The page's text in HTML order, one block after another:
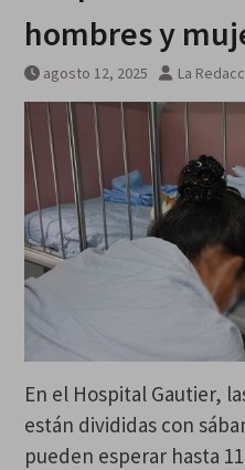
hombres y
agosto 12, 2025 La
En el Hospital Gautier,
están divididas con
pueden esperar hasta